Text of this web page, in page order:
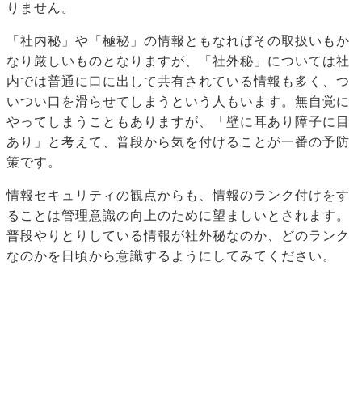
りません。
「社内秘」や「極秘」の情報ともなればその取扱いもか
なり厳しいものとなりますが、「社外秘」については社
内では普通に口に出して共有されている情報も多く、つ
いつい口を滑らせてしまうという人もいます。無自覚に
やってしまうこともありますが、「壁に耳あり障子に目
あり」と考えて、普段から気を付けることが一番の予防
策です。
情報セキュリティの観点からも、情報のランク付けをす
ることは管理意識の向上のために望ましいとされます。
普段やりとりしている情報が社外秘なのか、どのランク
なのかを日頃から意識するようにしてみてください。